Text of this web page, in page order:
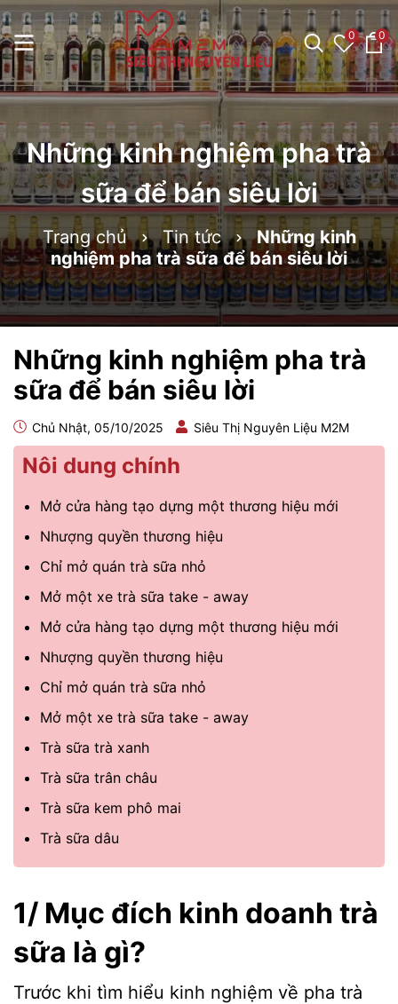
0 0
Những kinh nghiệm pha trà
sữa để bán siêu lời
Trang chủ Tin tức
Những kinh
nghiệm pha trà sữa để bán siêu lời
Những kinh nghiệm pha trà
sữa để bán siêu lời
Chủ Nhật, 05/10/2025 Siêu Thị Nguyên Liệu M2M
Nôi dung chính
Mở cửa hàng tạo dựng một thương hiệu mới
Nhượng quyền thương hiệu
Chỉ mở quán trà sữa nhỏ
Mở một xe trà sữa take - away
Mở cửa hàng tạo dựng một thương hiệu mới
Nhượng quyền thương hiệu
Chỉ mở quán trà sữa nhỏ
Mở một xe trà sữa take - away
Trà sữa trà xanh
Trà sữa trân châu
Trà sữa kem phô mai
Trà sữa dâu
1/ Mục đích kinh doanh trà
sữa là gì?
Trước khi tìm hiểu kinh nghiệm về pha trà